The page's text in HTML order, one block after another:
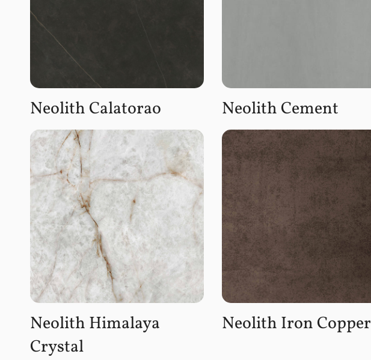
Neolith Calatorao Neolith Cement
Neolith Himalaya
Crystal
Neolith Iron Copper